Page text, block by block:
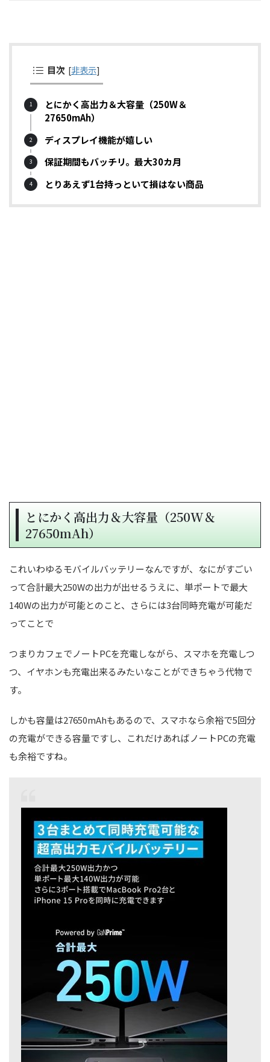
目次 [非表示]
とにかく高出力＆大容量（250W＆
27650mAh）
ディスプレイ機能が嬉しい
保証期間もバッチリ。最大30カ月
とりあえず1台持っといて損はない商品
とにかく高出力＆大容量（250W＆
27650mAh）
これいわゆるモバイルバッテリーなんですが、なにがすごい
って合計最大250Wの出力が出せるうえに、単ポートで最大
140Wの出力が可能とのこと、さらには3台同時充電が可能だ
ってことで
つまりカフェでノートPCを充電しながら、スマホを充電しつ
つ、イヤホンも充電出来るみたいなことができちゃう代物で
す。
しかも容量は27650mAhもあるので、スマホなら余裕で5回分
の充電ができる容量ですし、これだけあればノートPCの充電
も余裕ですね。